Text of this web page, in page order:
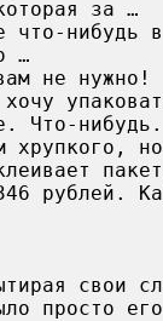
за …
что-нибудь
…
не нужно!
Что-
хрупкого,
рублей.
свои
просто